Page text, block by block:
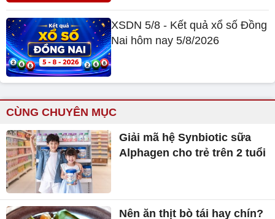
XSDN 5/8 - Kết quả xổ số Đồng
Nai hôm nay 5/8/2026
CÙNG CHUYÊN MỤC
Giải mã hệ Synbiotic sữa
Alphagen cho trẻ trên 2 tuổi
Nên ăn thịt bò tái hay chín?